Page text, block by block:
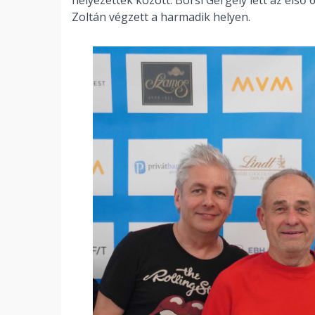
Zoltán végzett a harmadik helyen.